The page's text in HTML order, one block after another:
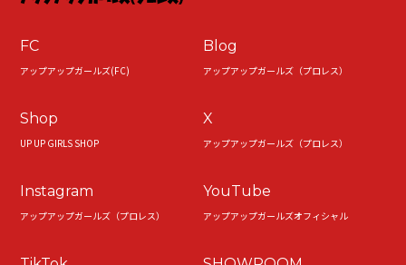
FC
アップアップガールズ(FC)
Blog
アップアップガールズ（プロレス）
Shop
UP UP GIRLS SHOP
X
アップアップガールズ（プロレス）
Instagram
アップアップガールズ（プロレス）
YouTube
アップアップガールズオフィシャル